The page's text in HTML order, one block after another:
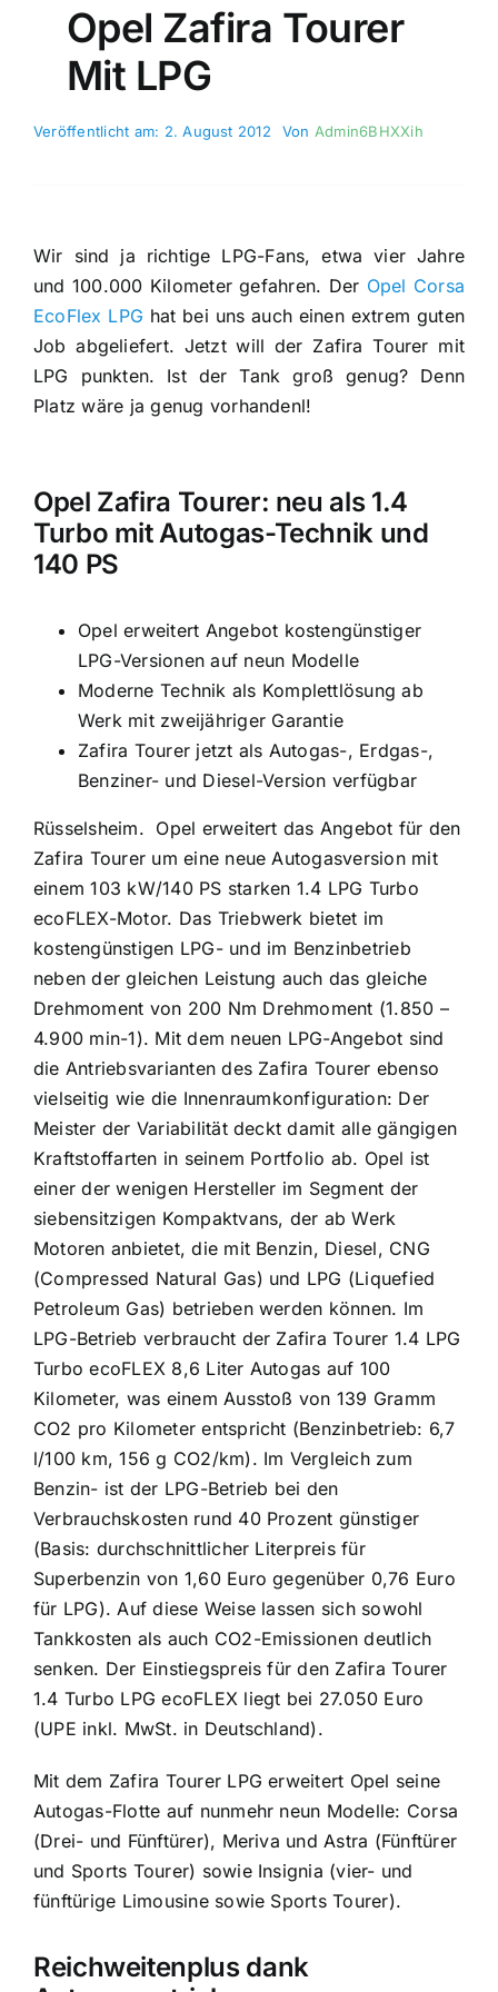
Opel Zafira Tourer
Mit LPG
Veröffentlicht am: 2. August 2012 Von Admin6BHXXih
Wir sind ja richtige LPG-Fans, etwa vier Jahre
und 100.000 Kilometer gefahren. Der Opel Corsa
EcoFlex LPG hat bei uns auch einen extrem guten
Job abgeliefert. Jetzt will der Zafira Tourer mit
LPG punkten. Ist der Tank groß genug? Denn
Platz wäre ja genug vorhandenl!
Opel Zafira Tourer: neu als 1.4
Turbo mit Autogas-Technik und
140 PS
Opel erweitert Angebot kostengünstiger
LPG-Versionen auf neun Modelle
Moderne Technik als Komplettlösung ab
Werk mit zweijähriger Garantie
Zafira Tourer jetzt als Autogas-, Erdgas-,
Benziner- und Diesel-Version verfügbar
Rüsselsheim. Opel erweitert das Angebot für den
Zafira Tourer um eine neue Autogasversion mit
einem 103 kW/140 PS starken 1.4 LPG Turbo
ecoFLEX-Motor. Das Triebwerk bietet im
kostengünstigen LPG- und im Benzinbetrieb
neben der gleichen Leistung auch das gleiche
Drehmoment von 200 Nm Drehmoment (1.850 –
4.900 min-1). Mit dem neuen LPG-Angebot sind
die Antriebsvarianten des Zafira Tourer ebenso
vielseitig wie die Innenraumkonfiguration: Der
Meister der Variabilität deckt damit alle gängigen
Kraftstoffarten in seinem Portfolio ab. Opel ist
einer der wenigen Hersteller im Segment der
siebensitzigen Kompaktvans, der ab Werk
Motoren anbietet, die mit Benzin, Diesel, CNG
(Compressed Natural Gas) und LPG (Liquefied
Petroleum Gas) betrieben werden können. Im
LPG-Betrieb verbraucht der Zafira Tourer 1.4 LPG
Turbo ecoFLEX 8,6 Liter Autogas auf 100
Kilometer, was einem Ausstoß von 139 Gramm
CO2 pro Kilometer entspricht (Benzinbetrieb: 6,7
l/100 km, 156 g CO2/km). Im Vergleich zum
Benzin- ist der LPG-Betrieb bei den
Verbrauchskosten rund 40 Prozent günstiger
(Basis: durchschnittlicher Literpreis für
Superbenzin von 1,60 Euro gegenüber 0,76 Euro
für LPG). Auf diese Weise lassen sich sowohl
Tankkosten als auch CO2-Emissionen deutlich
senken. Der Einstiegspreis für den Zafira Tourer
1.4 Turbo LPG ecoFLEX liegt bei 27.050 Euro
(UPE inkl. MwSt. in Deutschland).
Mit dem Zafira Tourer LPG erweitert Opel seine
Autogas-Flotte auf nunmehr neun Modelle: Corsa
(Drei- und Fünftürer), Meriva und Astra (Fünftürer
und Sports Tourer) sowie Insignia (vier- und
fünftürige Limousine sowie Sports Tourer).
Reichweitenplus dank